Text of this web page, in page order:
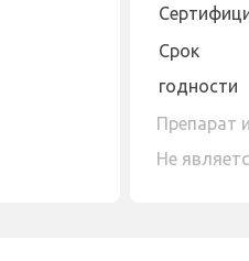
Cрок
годности
Препарат
Не